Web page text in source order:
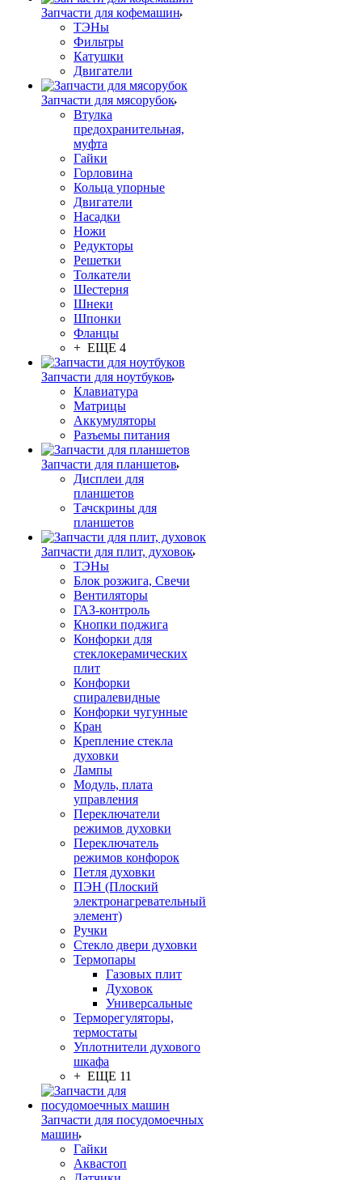
Запчасти для кофемашин
ТЭНы
Фильтры
Катушки
Двигатели
Запчасти для мясорубок
Втулка
предохранительная,
муфта
Гайки
Горловина
Кольца упорные
Двигатели
Насадки
Ножи
Редукторы
Решетки
Толкатели
Шестерня
Шнеки
Шпонки
Фланцы
+ ЕЩЕ 4
Запчасти для ноутбуков
Клавиатура
Матрицы
Аккумуляторы
Разъемы питания
Запчасти для планшетов
Дисплеи для
планшетов
Тачскрины для
планшетов
Запчасти для плит, духовок
ТЭНы
Блок розжига, Свечи
Вентиляторы
ГАЗ-контроль
Кнопки поджига
Конфорки для
стеклокерамических
плит
Конфорки
спиралевидные
Конфорки чугунные
Кран
Крепление стекла
духовки
Лампы
Модуль, плата
управления
Переключатели
режимов духовки
Переключатель
режимов конфорок
Петля духовки
ПЭН (Плоский
электронагревательный
элемент)
Ручки
Стекло двери духовки
Термопары
Газовых плит
Духовок
Универсальные
Терморегуляторы,
термостаты
Уплотнители духового
шкафа
+ ЕЩЕ 11
Запчасти для посудомоечных
машин
Гайки
Аквастоп